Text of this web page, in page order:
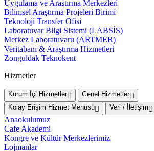
Uygulama ve Araştırma Merkezleri
Bilimsel Araştırma Projeleri Birimi
Teknoloji Transfer Ofisi
Laboratuvar Bilgi Sistemi (LABSİS)
Merkez Laboratuvaru (ARTMER)
Veritabanı & Araştırma Hizmetleri
Zonguldak Teknokent
Hizmetler
Kurum İçi Hizmetler
Genel Hizmetler
Kolay Erişim Hizmet Menüsü
Veri / İletişim
Anaokulumuz
Cafe Akademi
Kongre ve Kültür Merkezlerimiz
Lojmanlar